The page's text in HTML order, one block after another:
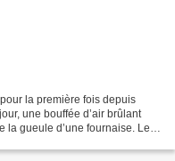
la première fois depuis
une bouffée d’air brûlant
la gueule d’une fournaise. Les